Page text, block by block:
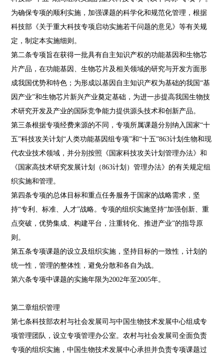
为确保专项的顺利实施，加强课题的科学化和规范化管理，根据
科技部《关于重大科技专项启动实施若干问题的意见》等有关规
定，制定本实施细则。
第二条专项旨在获得一批具有自主知识产权的功能基因和生物芯
片产品，在功能基因、生物芯片及相关领域的研究与开发方面形
成我国优势和特色；为形成以基因自主知识产权为基础的我国“基
因产业”和生物芯片新兴产业奠定基础，为进一步提高我国生物技
术研究开发及产业的国际竞争能力提供源头技术和创新产品。
第三条根据专项经费来源的不同，专项所属课题分别纳入国家“十
五”科技攻关计划“人类功能基因组专项”和“十五”863计划生物和现
代农业技术领域，并分别按照《国家科技攻关计划管理办法》和
《国家高技术研究发展计划（863计划）管理办法》的有关规定组
织实施和管理。
第四条专项的总体目标和重点任务服务于国家的战略需求，坚
持“专利、标准、人才”战略。专项的组织实施坚持“加强创新、重
点突破，优势集成、构建平台，注重转化、推进产业”的指导原
则。
第五条专项课题的设立及组织实施，坚持目标的一致性，计划的
统一性，管理的整体性，避免分散和各自为战。
第六条专项中课题的实施年限为2002年至2005年。
第二章组织管理
第七条科技部农村与社会发展司与中国生物技术发展中心组成专
项管理团队，设立专项管理办公室。农村与社会发展司全面负责
专项的组织实施，中国生物技术发展中心承担并负责专项课题过